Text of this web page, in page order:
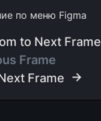
по меню Figma
to Next Frame
Frame
Frame →